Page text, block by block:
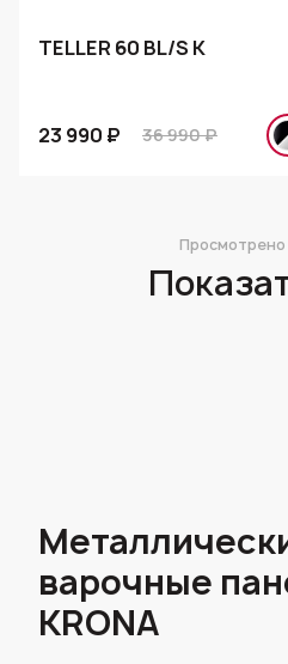
TELLER 60 BL/S K
23 990 ₽ 36 990 ₽
Просмотрено
варочные
KRONA